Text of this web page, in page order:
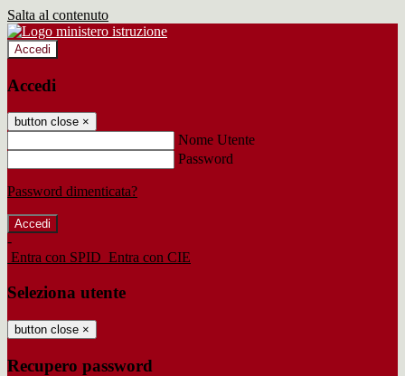
Salta al contenuto
Accedi
Accedi
button close ×
Nome Utente
Password
Password dimenticata?
-
Entra con SPID Entra con CIE
Seleziona utente
button close ×
Recupero password